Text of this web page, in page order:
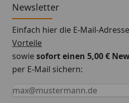
Newsletter
Einfach hier die E-Mail-
Vorteile
sowiesofort einen 5,00 €
per E-Mail sichern:
Keine Eingabe erforderlich
Eingabe erforderlich
E-Mail *